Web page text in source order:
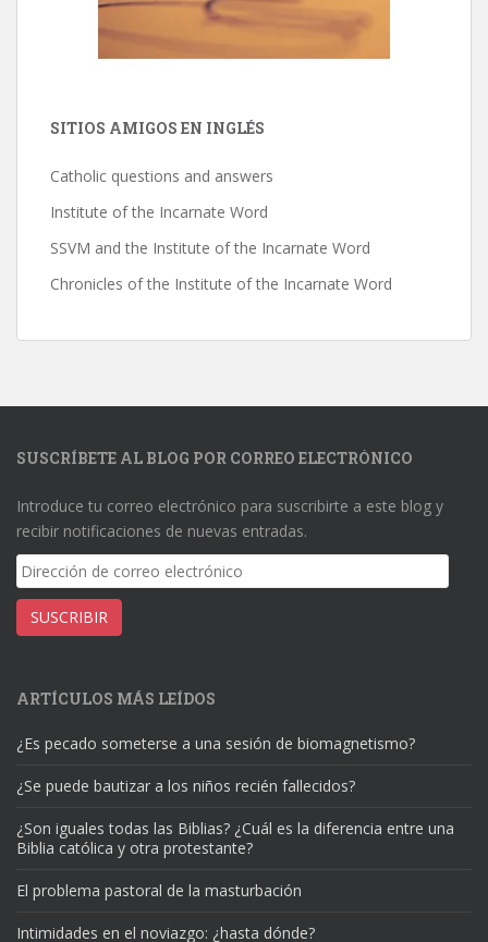
SITIOS AMIGOS EN INGLÉS
Catholic questions and answers
Institute of the Incarnate Word
SSVM and the Institute of the Incarnate Word
Chronicles of the Institute of the Incarnate Word
SUSCRÍBETE AL BLOG POR CORREO ELECTRÓNICO
Introduce tu correo electrónico para suscribirte a este blog y
recibir notificaciones de nuevas entradas.
Dirección
de
correo
electrónico
SUSCRIBIR
ARTÍCULOS MÁS LEÍDOS
¿Es pecado someterse a una sesión de biomagnetismo?
¿Se puede bautizar a los niños recién fallecidos?
¿Son iguales todas las Biblias? ¿Cuál es la diferencia entre una
Biblia católica y otra protestante?
El problema pastoral de la masturbación
Intimidades en el noviazgo: ¿hasta dónde?